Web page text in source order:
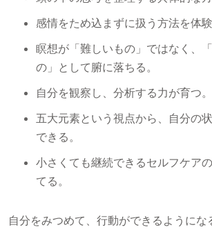
感情をため込まずに扱う方法を体験
瞑想が「難しいもの」ではなく、
の」として腑に落ちる。
自分を観察し、分析する力が育つ。
五大元素という視点から、自分の
できる。
小さくても継続できるセルフケア
てる。
自分をみつめて、行動ができるようにな